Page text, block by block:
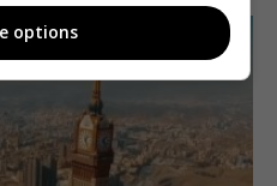
options